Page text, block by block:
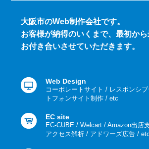
大阪市のWeb制作会社です。
お客様が納得のいくまで、最初か
お付き合いさせていただきます。
Web Design
コーポレートサイト / レスポンシ
トフォンサイト制作 / etc
EC site
EC-CUBE / Welcart / Amazon出店
アクセス解析 / アドワーズ広告 / etc